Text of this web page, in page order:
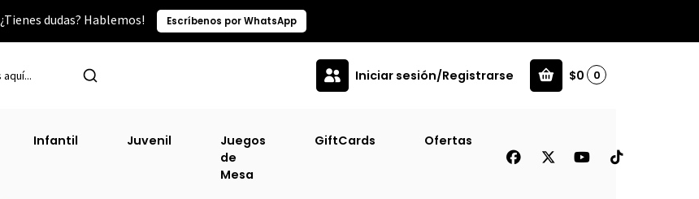
¿Tienes dudas? Hablemos! Escríbenos por WhatsApp
Iniciar sesión/Registrarse $0 0
Infantil Juvenil
Juegos
de
Mesa
GiftCards Ofertas
Te Lo Dije (Booket Db)